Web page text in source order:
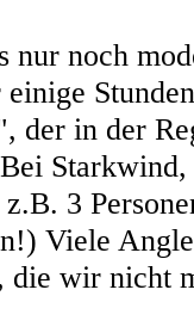
nur noch
der in der
Starkwind,
3
Viele
wir nicht